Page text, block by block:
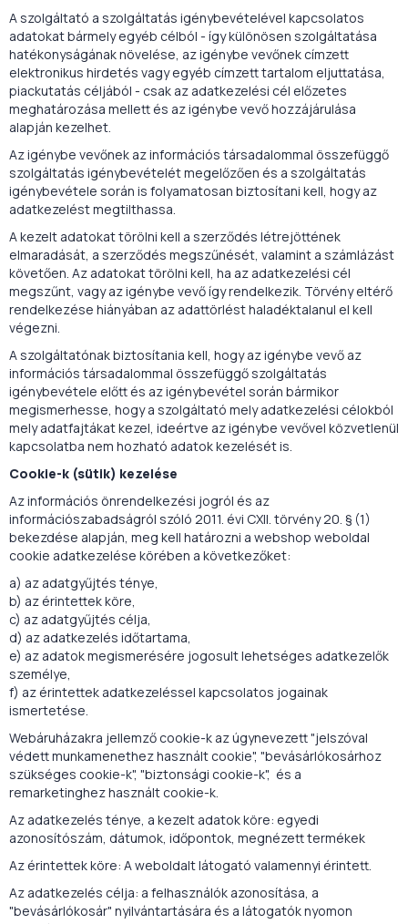
A szolgáltató a szolgáltatás igénybevételével kapcsolatos
adatokat bármely egyéb célból - így különösen szolgáltatása
hatékonyságának növelése, az igénybe vevőnek címzett
elektronikus hirdetés vagy egyéb címzett tartalom eljuttatása,
piackutatás céljából - csak az adatkezelési cél előzetes
meghatározása mellett és az igénybe vevő hozzájárulása
alapján kezelhet.
Az igénybe vevőnek az információs társadalommal összefüggő
szolgáltatás igénybevételét megelőzően és a szolgáltatás
igénybevétele során is folyamatosan biztosítani kell, hogy az
adatkezelést megtilthassa.
A kezelt adatokat törölni kell a szerződés létrejöttének
elmaradását, a szerződés megszűnését, valamint a számlázást
követően. Az adatokat törölni kell, ha az adatkezelési cél
megszűnt, vagy az igénybe vevő így rendelkezik. Törvény eltérő
rendelkezése hiányában az adattörlést haladéktalanul el kell
végezni.
A szolgáltatónak biztosítania kell, hogy az igénybe vevő az
információs társadalommal összefüggő szolgáltatás
igénybevétele előtt és az igénybevétel során bármikor
megismerhesse, hogy a szolgáltató mely adatkezelési célokból
mely adatfajtákat kezel, ideértve az igénybe vevővel közvetlenül
kapcsolatba nem hozható adatok kezelését is.
Cookie-k (sütik) kezelése
Az információs önrendelkezési jogról és az
információszabadságról szóló 2011. évi CXII. törvény 20. § (1)
bekezdése alapján, meg kell határozni a webshop weboldal
cookie adatkezelése körében a következőket:
a) az adatgyűjtés ténye,
b) az érintettek köre,
c) az adatgyűjtés célja,
d) az adatkezelés időtartama,
e) az adatok megismerésére jogosult lehetséges adatkezelők
személye,
f) az érintettek adatkezeléssel kapcsolatos jogainak
ismertetése.
Webáruházakra jellemző cookie-k az úgynevezett "jelszóval
védett munkamenethez használt cookie", "bevásárlókosárhoz
szükséges cookie-k", "biztonsági cookie-k", és a
remarketinghez használt cookie-k.
Az adatkezelés ténye, a kezelt adatok köre: egyedi
azonosítószám, dátumok, időpontok, megnézett termékek
Az érintettek köre: A weboldalt látogató valamennyi érintett.
Az adatkezelés célja: a felhasználók azonosítása, a
"bevásárlókosár" nyilvántartására és a látogatók nyomon